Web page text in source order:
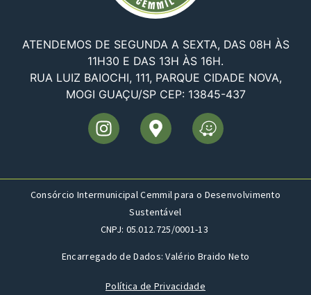
ATENDEMOS DE SEGUNDA A SEXTA, DAS 08H ÀS
11H30 E DAS 13H ÀS 16H.
RUA LUIZ BAIOCHI, 111, PARQUE CIDADE NOVA,
MOGI GUAÇU/SP CEP: 13845-437
Consórcio Intermunicipal Cemmil para o Desenvolvimento
Sustentável
CNPJ: 05.012.725/0001-13
Encarregado de Dados: Valério Braido Neto
Política de Privacidade